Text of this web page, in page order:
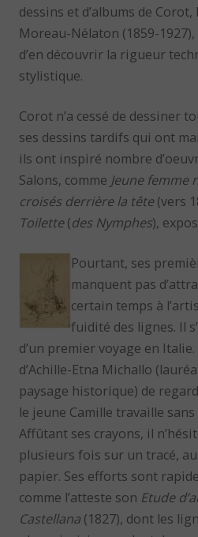
dessins et d’albums de
Moreau-Nélaton (1859-
d’en découvrir la rigueur
stylistique.
Corot n’a cessé de dessiner
ses dessins tardifs qui ont
ils ont inspiré nombre
Salons, comme Jeune femme
croisés derrière la tête(vers
Toilette(des Nymphes),
Pourtant, ses
manquent pas
certain temps à
fuidité des lignes. Il
d’un premier voyage en
d’Achille-Etna Michallo
paysage historique) de
le jeune Camille travaille
Affûtant ses crayons, il
plusieurs fois sur un tracé,
papier. Ses efforts sont
comme l’atteste son Etude
Castellana (1827), dont les